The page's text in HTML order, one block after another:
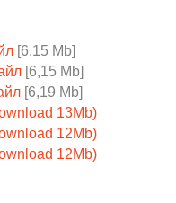
[6,15 Mb]
[6,15 Mb]
[6,19 Mb]
13Mb)
12Mb)
12Mb)